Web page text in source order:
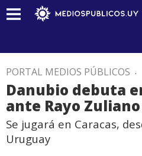
PORTAL MEDIOS PÚBLICOS .
Danubio debuta
ante Rayo Zuliano
Se jugará en Caracas,
Uruguay